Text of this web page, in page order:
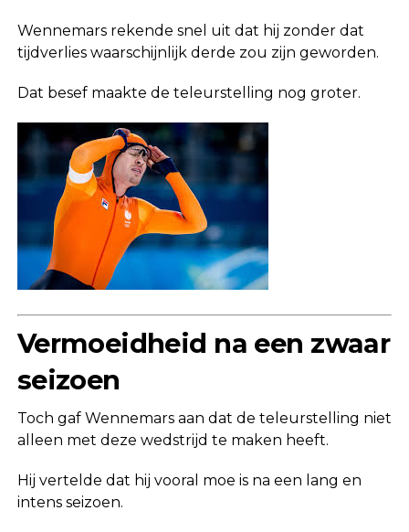
Wennemars rekende snel uit dat hij zonder dat
tijdverlies waarschijnlijk derde zou zijn geworden.
Dat besef maakte de teleurstelling nog groter.
Vermoeidheid na een zwaar
seizoen
Toch gaf Wennemars aan dat de teleurstelling niet
alleen met deze wedstrijd te maken heeft.
Hij vertelde dat hij vooral moe is na een lang en
intens seizoen.